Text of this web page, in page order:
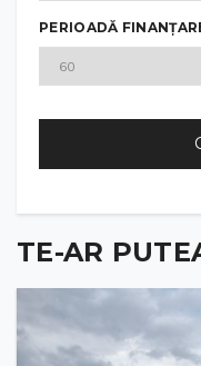
PERIOADĂ
TE-AR